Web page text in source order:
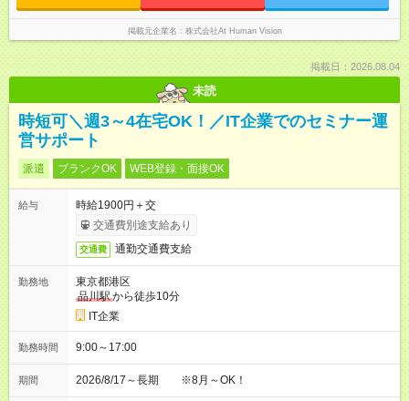
時間 15時間／月
掲載元企業名 株式会社At Human Vision
掲載日：2026.08.04
未読
時短可＼週3～4在宅OK！／IT企業でのセミナー運
営サポート
派遣 ブランクOK WEB登録・面接OK
給与
時給1900円＋交
交通費別途支給あり
交通費 通勤交通費支給
勤務地
東京都港区
品川駅から徒歩10分
IT企業
勤務時間 9:00～17:00
期間 2026/8/17～長期 ※8月～OK！